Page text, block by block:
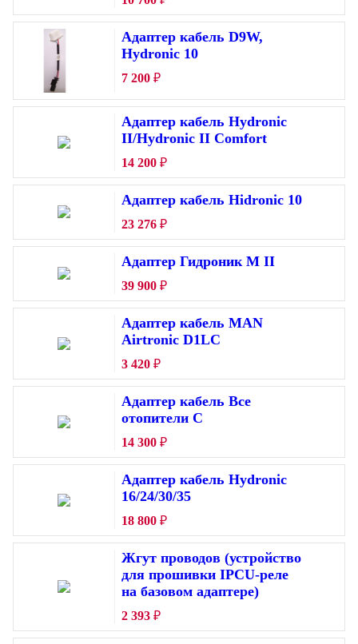
Адаптер кабель D9W,
Hydronic 10
7 200 ₽
Адаптер кабель Hydronic
II/Hydronic II Comfort
14 200 ₽
Адаптер кабель Hidronic 10
23 276 ₽
Адаптер Гидроник М II
39 900 ₽
Адаптер кабель MAN
Airtronic D1LC
3 420 ₽
Адаптер кабель Все
отопители C
14 300 ₽
Адаптер кабель Hydronic
16/24/30/35
18 800 ₽
Жгут проводов (устройство
для прошивки IPCU-реле
на базовом адаптере)
2 393 ₽